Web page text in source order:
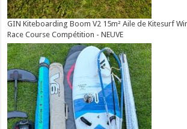
GIN Kiteboarding Boom V2 15m² Aile de Kitesurf
Race Course Compétition - NEUVE